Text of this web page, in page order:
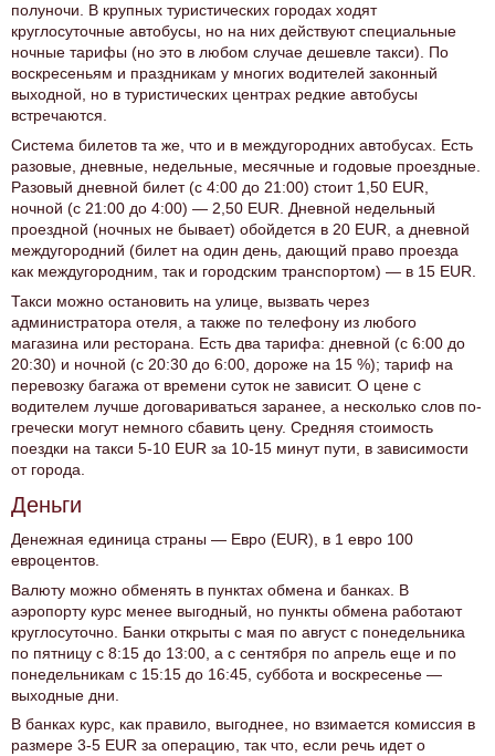
полуночи. В крупных туристических городах ходят
круглосуточные автобусы, но на них действуют специальные
ночные тарифы (но это в любом случае дешевле такси). По
воскресеньям и праздникам у многих водителей законный
выходной, но в туристических центрах редкие автобусы
встречаются.
Система билетов та же, что и в междугородних автобусах. Есть
разовые, дневные, недельные, месячные и годовые проездные.
Разовый дневной билет (c 4:00 до 21:00) стоит 1,50 EUR,
ночной (с 21:00 до 4:00) — 2,50 EUR. Дневной недельный
проездной (ночных не бывает) обойдется в 20 EUR, а дневной
междугородний (билет на один день, дающий право проезда
как междугородним, так и городским транспортом) — в 15 EUR.
Такси можно остановить на улице, вызвать через
администратора отеля, а также по телефону из любого
магазина или ресторана. Есть два тарифа: дневной (с 6:00 до
20:30) и ночной (с 20:30 до 6:00, дороже на 15 %); тариф на
перевозку багажа от времени суток не зависит. О цене с
водителем лучше договариваться заранее, а несколько слов по-
гречески могут немного сбавить цену. Средняя стоимость
поездки на такси 5-10 EUR за 10-15 минут пути, в зависимости
от города.
Деньги
Денежная единица страны — Евро (EUR), в 1 евро 100
евроцентов.
Валюту можно обменять в пунктах обмена и банках. В
аэропорту курс менее выгодный, но пункты обмена работают
круглосуточно. Банки открыты с мая по август с понедельника
по пятницу с 8:15 до 13:00, а с сентября по апрель еще и по
понедельникам с 15:15 до 16:45, суббота и воскресенье —
выходные дни.
В банках курс, как правило, выгоднее, но взимается комиссия в
размере 3-5 EUR за операцию, так что, если речь идет о